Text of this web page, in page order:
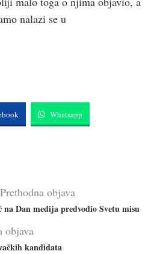
nalazi se u
Whatsapp
Prethodna objava
na Dan medija predvodio Svetu misu
objava
kandidata